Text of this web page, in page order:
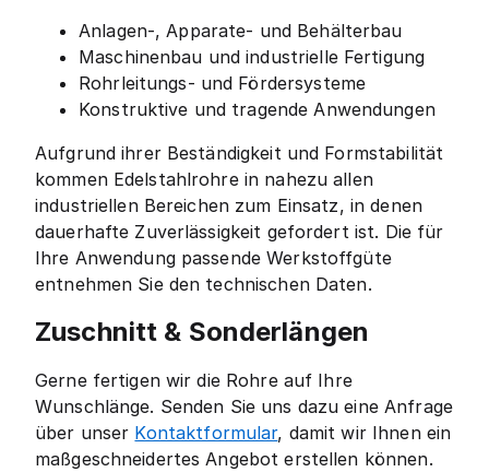
Anlagen-, Apparate- und Behälterbau
Maschinenbau und industrielle Fertigung
Rohrleitungs- und Fördersysteme
Konstruktive und tragende Anwendungen
Aufgrund ihrer Beständigkeit und Formstabilität
kommen Edelstahlrohre in nahezu allen
industriellen Bereichen zum Einsatz, in denen
dauerhafte Zuverlässigkeit gefordert ist. Die für
Ihre Anwendung passende Werkstoffgüte
entnehmen Sie den technischen Daten.
Zuschnitt & Sonderlängen
Gerne fertigen wir die Rohre auf Ihre
Wunschlänge. Senden Sie uns dazu eine Anfrage
über unser Kontaktformular, damit wir Ihnen ein
maßgeschneidertes Angebot erstellen können.